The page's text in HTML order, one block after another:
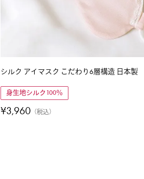
シルク アイマスク こだわり6層構造 日本製
身生地シルク100％
¥3,960 税込